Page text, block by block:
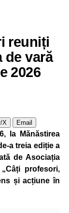
reuniți
de vară
2026
X Email
la Mănăstirea
a treia ediție a
de Asociația
profesori,
și acțiune în